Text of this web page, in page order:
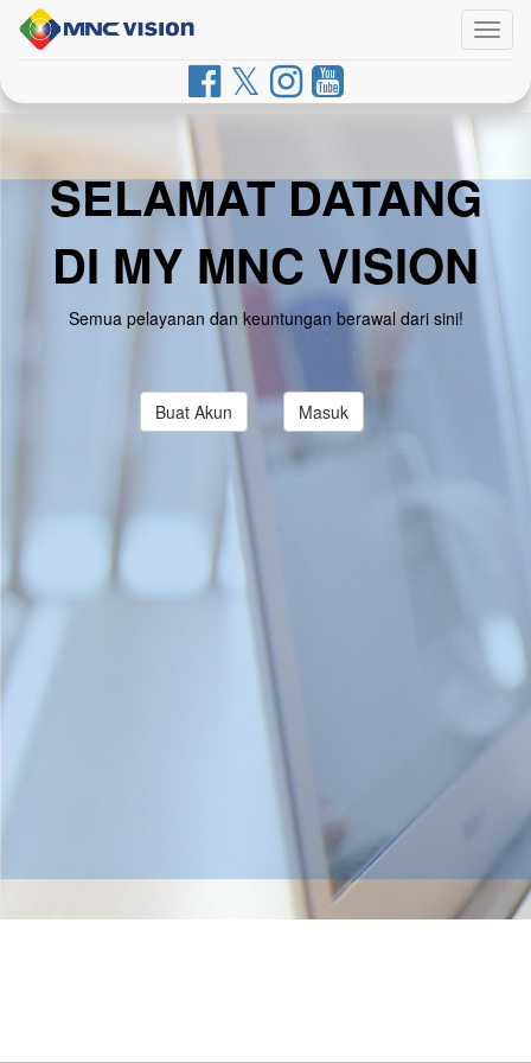
SELAMAT DATANG
DI MY MNC VISION
Semua pelayanan dan keuntungan berawal dari sini!
Buat Akun Masuk